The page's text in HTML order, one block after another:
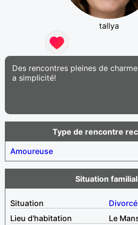
tallya
Des rencontres pleines de
a simplicité!
Type de rencontre
Amoureuse
Situation
Situation
Lieu d'habitation
Le